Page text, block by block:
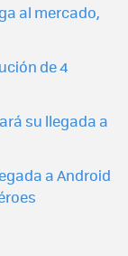
al mercado,
de 4
su llegada a
a Android